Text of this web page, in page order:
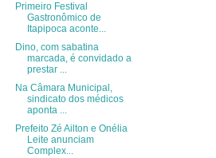
Primeiro Festival
Gastronômico de
Itapipoca aconte...
Dino, com sabatina
marcada, é convidado a
prestar ...
Na Câmara Municipal,
sindicato dos médicos
aponta ...
Prefeito Zé Ailton e Onélia
Leite anunciam
Complex...